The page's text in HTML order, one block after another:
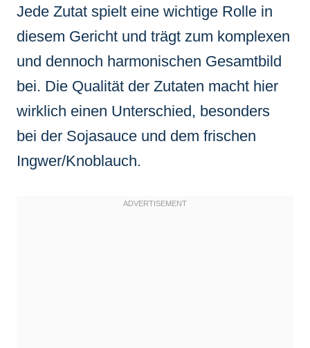
Jede Zutat spielt eine wichtige Rolle in
diesem Gericht und trägt zum komplexen
und dennoch harmonischen Gesamtbild
bei. Die Qualität der Zutaten macht hier
wirklich einen Unterschied, besonders
bei der Sojasauce und dem frischen
Ingwer/Knoblauch.